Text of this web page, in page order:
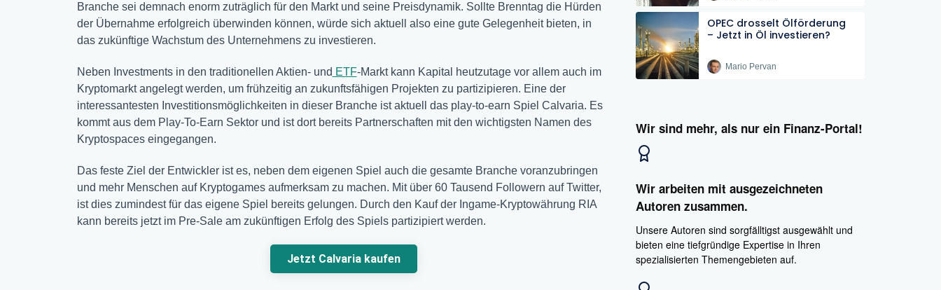
Branche sei demnach enorm zuträglich für den Markt und seine Preisdynamik. Sollte Brenntag die Hürden
der Übernahme erfolgreich überwinden können, würde sich aktuell also eine gute Gelegenheit bieten, in
das zukünftige Wachstum des Unternehmens zu investieren.
Neben Investments in den traditionellen Aktien- und ETF-Markt kann Kapital heutzutage vor allem auch im
Kryptomarkt angelegt werden, um frühzeitig an zukunftsfähigen Projekten zu partizipieren. Eine der
interessantesten Investitionsmöglichkeiten in dieser Branche ist aktuell das play-to-earn Spiel Calvaria. Es
kommt aus dem Play-To-Earn Sektor und ist dort bereits Partnerschaften mit den wichtigsten Namen des
Kryptospaces eingegangen.
Das feste Ziel der Entwickler ist es, neben dem eigenen Spiel auch die gesamte Branche voranzubringen
und mehr Menschen auf Kryptogames aufmerksam zu machen. Mit über 60 Tausend Followern auf Twitter,
ist dies zumindest für das eigene Spiel bereits gelungen. Durch den Kauf der Ingame-Kryptowährung RIA
kann bereits jetzt im Pre-Sale am zukünftigen Erfolg des Spiels partizipiert werden.
Jetzt Calvaria kaufen
OPEC drosselt Ölförderung
– Jetzt in Öl investieren?
Mario Pervan
Wir sind mehr, als nur ein Finanz-Portal!
Wir arbeiten mit ausgezeichneten
Autoren zusammen.
Unsere Autoren sind sorgfälltigst ausgewählt und
bieten eine tiefgründige Expertise in Ihren
spezialisierten Themengebieten auf.